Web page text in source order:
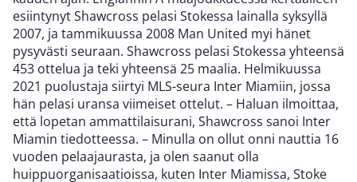
esiintynyt Shawcross pelasi Stokessa lainalla syksyllä
2007, ja tammikuussa 2008 Man United myi hänet
pysyvästi seuraan. Shawcross pelasi Stokessa yhteensä
453 ottelua ja teki yhteensä 25 maalia. Helmikuussa
2021 puolustaja siirtyi MLS-seura Inter Miamiin, jossa
hän pelasi uransa viimeiset ottelut. – Haluan ilmoittaa,
että lopetan ammattilaisurani, Shawcross sanoi Inter
Miamin tiedotteessa. – Minulla on ollut onni nauttia 16
vuoden pelaajaurasta, ja olen saanut olla
huippuorganisaatioissa, kuten Inter Miamissa, Stoke